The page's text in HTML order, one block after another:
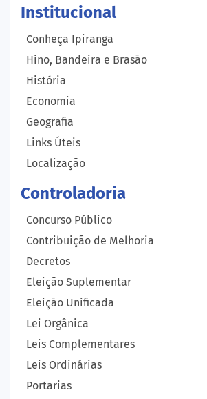
Institucional
Conheça Ipiranga
Hino, Bandeira e Brasão
História
Economia
Geografia
Links Úteis
Localização
Controladoria
Concurso Público
Contribuição de Melhoria
Decretos
Eleição Suplementar
Eleição Unificada
Lei Orgânica
Leis Complementares
Leis Ordinárias
Portarias